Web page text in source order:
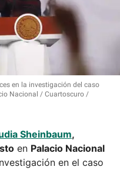
en la investigación del caso
Nacional
Cuartoscuro /
Sheinbaum,
en Palacio Nacional
en el caso